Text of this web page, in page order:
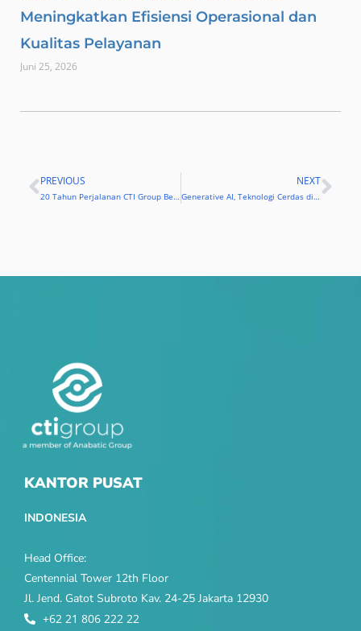
Meningkatkan Efisiensi Operasional dan
Kualitas Pelayanan
Juni 25, 2026
Prev
PREVIOUS
20 Tahun Perjalanan CTI Group Berinovasi untuk Dukung Ekonomi Digital Indonesia
NEXT
Generative AI, Teknologi Cerdas di Balik Tren ChatGPT dan Sejenisnya
KANTOR PUSAT
INDONESIA
Head Office:
Centennial Tower 12th Floor
Jl. Jend. Gatot Subroto Kav. 24-25 Jakarta 12930
+62 21 806 222 22